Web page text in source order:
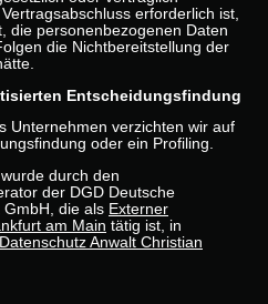
erforderlich ist,
die personenbezogenen Daten
die Nichtbereitstellung der
Entscheidungsfindung
Unternehmen verzichten wir auf
oder ein Profiling.
durch den
der DGD Deutsche
die als Externer
am Main tätig ist, in
Anwalt Christian